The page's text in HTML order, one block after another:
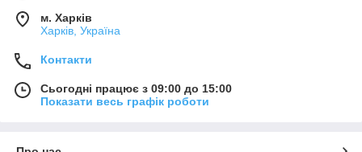
м. Харків
Харків, Україна
Контакти
Сьогодні працює з 09:00 до 15:00
Показати весь графік роботи